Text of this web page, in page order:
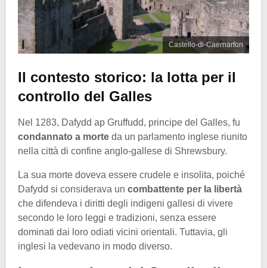
Castello-di-Caernarfon
Il contesto storico: la lotta per il
controllo del Galles
Nel 1283, Dafydd ap Gruffudd, principe del Galles, fu
condannato a morte da un parlamento inglese riunito
nella città di confine anglo-gallese di Shrewsbury.
La sua morte doveva essere crudele e insolita, poiché
Dafydd si considerava un combattente per la libertà
che difendeva i diritti degli indigeni gallesi di vivere
secondo le loro leggi e tradizioni, senza essere
dominati dai loro odiati vicini orientali. Tuttavia, gli
inglesi la vedevano in modo diverso.